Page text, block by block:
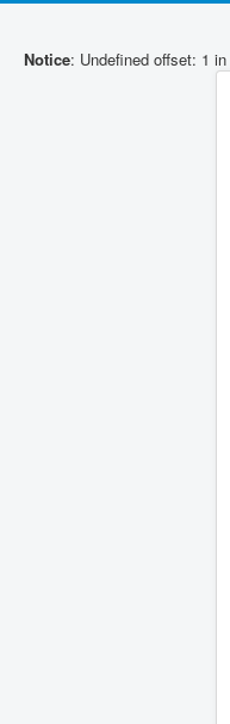
Notice: Undefined offset: 1 in